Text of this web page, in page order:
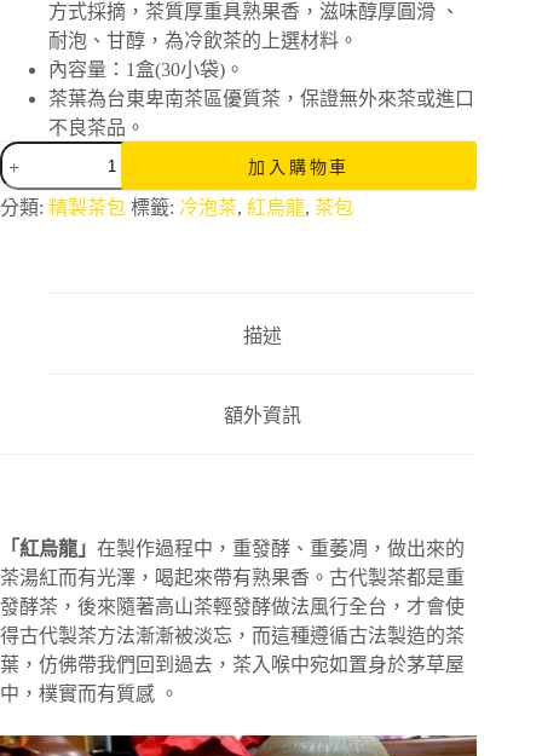
方式採摘，茶質厚重具熟果香，滋味醇厚圓滑 、
耐泡、甘醇，為冷飲茶的上選材料。
內容量：1盒(30小袋)。
茶葉為台東卑南茶區優質茶，保證無外來茶或進口
不良茶品。
加入購物車
分類: 精製茶包 標籤: 冷泡茶, 紅烏龍, 茶包
描述
額外資訊
「紅烏龍」 在製作過程中，重發酵、重萎凋，做出來的
茶湯紅而有光澤，喝起來帶有熟果香。古代製茶都是重
發酵茶，後來隨著高山茶輕發酵做法風行全台，才會使
得古代製茶方法漸漸被淡忘，而這種遵循古法製造的茶
葉，仿佛帶我們回到過去，茶入喉中宛如置身於茅草屋
中，樸實而有質感 。